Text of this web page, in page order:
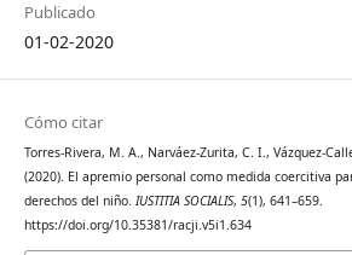
Publicado
01-02-2020
Cómo citar
Torres-Rivera, M. A., Narváez-Zurita, C. I., Vázquez-
(2020). El apremio personal como medida coercitiva
derechos del niño. IUSTITIA SOCIALIS, 5(1), 641–659.
https://doi.org/10.35381/racji.v5i1.634